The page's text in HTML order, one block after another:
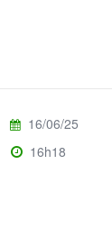
16/06/25
16h18